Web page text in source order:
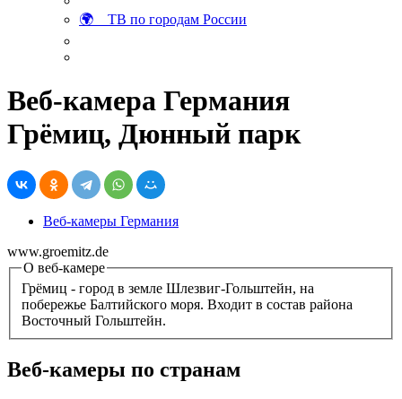
🌍 ТВ по городам России
Веб-камера Германия
Грёмиц, Дюнный парк
Веб-камеры Германия
www.groemitz.de
О веб-камере
Грёмиц - город в земле Шлезвиг-Гольштейн, на
побережье Балтийского моря. Входит в состав района
Восточный Гольштейн.
Веб-камеры по странам